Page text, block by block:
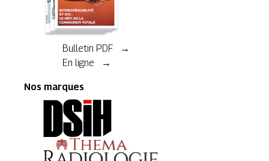
Bulletin PDF →
En ligne →
Nos marques